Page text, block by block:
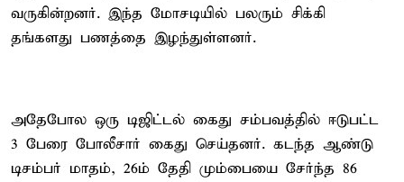
வருகின்றனர். இந்த மோசடியில் பலரும் சிக்கி
தங்களது பணத்தை இழந்துள்ளனர்.
அதேபோல ஒரு டிஜிட்டல் கைது சம்பவத்தில் ஈடுபட்ட
3 பேரை போலீசார் கைது செய்தனர். கடந்த ஆண்டு
டிசம்பர் மாதம், 26ம் தேதி மும்பையை சேர்ந்த 86